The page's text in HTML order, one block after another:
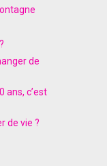
de
ans, c’est
de vie ?